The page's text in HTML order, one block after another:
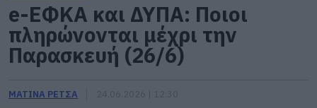
e-ΕΦΚΑ και ΔΥΠΑ: Ποιοι
πληρώνονται μέχρι την
Παρασκευή (26/6)
ΜΑΤΙΝΑ ΡΕΤΣΑ